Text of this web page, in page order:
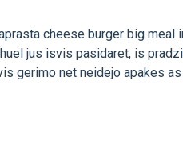
cheese burger big meal
jus isvis pasidaret, is
gerimo net neidejo apakes as